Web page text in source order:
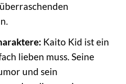
Kaito Kid ist ein
lieben muss. Seine
und sein